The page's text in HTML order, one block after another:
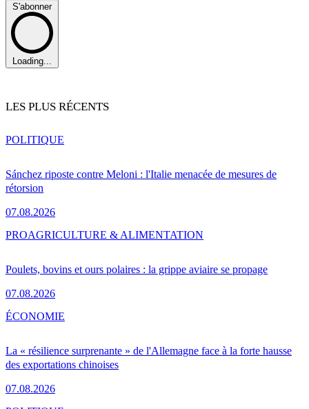
S'abonner
Loading...
LES PLUS RÉCENTS
Sánchez riposte contre Meloni : l'Italie menacée de mesures de
rétorsion
07.08.2026
POLITIQUE
Poulets, bovins et ours polaires : la grippe aviaire se propage
07.08.2026
PROAGRICULTURE & ALIMENTATION
La « résilience surprenante » de l'Allemagne face à la forte hausse
des exportations chinoises
07.08.2026
ÉCONOMIE